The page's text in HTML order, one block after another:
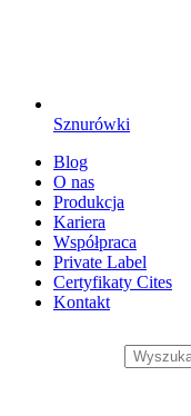
Sznurówki
Blog
O nas
Produkcja
Kariera
Współpraca
Private Label
Certyfikaty Cites
Kontakt